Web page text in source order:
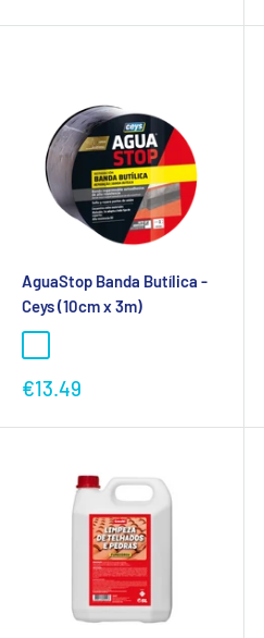
AguaStop Banda Butílica -
Ceys (10cm x 3m)
Preço
€13.49